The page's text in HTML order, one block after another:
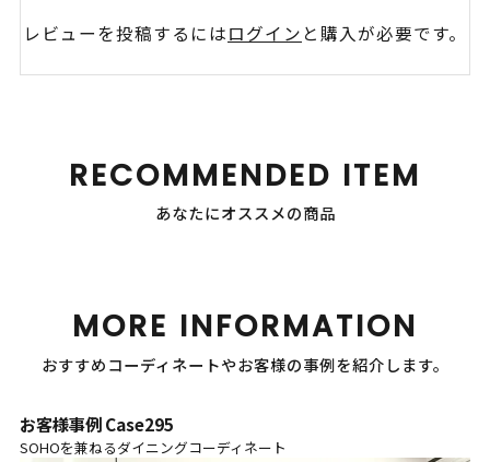
レビューを投稿するにはログイン と購入が必要です。
RECOMMENDED ITEM
あなたにオススメの商品
MORE INFORMATION
おすすめコーディネートやお客様の事例を紹介します。
お客様事例 Case295
SOHOを兼ねるダイニングコーディネート